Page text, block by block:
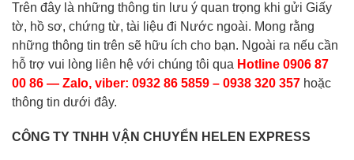
Trên đây là những thông tin lưu ý quan trọng khi gửi Giấy
tờ, hồ sơ, chứng từ, tài liệu đi Nước ngoài. Mong rằng
những thông tin trên sẽ hữu ích cho bạn. Ngoài ra nếu cần
hỗ trợ vui lòng liên hệ với chúng tôi qua Hotline 0906 87
00 86 — Zalo, viber: 0932 86 5859 – 0938 320 357 hoặc
thông tin dưới đây.
CÔNG TY TNHH VẬN CHUYỂN HELEN EXPRESS